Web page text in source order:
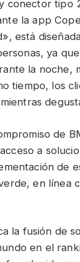
conector tipo
la app
está
ya
la noche,
tiempo, los
de
a
de
en línea
la fusión de
en el